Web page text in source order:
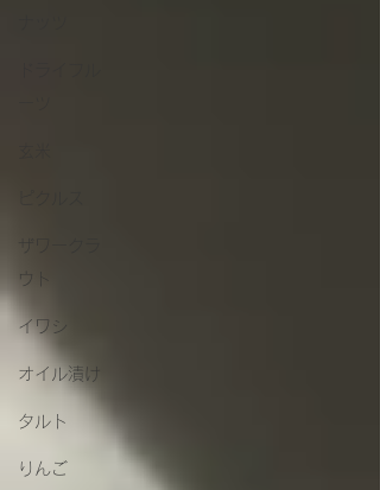
ウト
イワシ
オイル漬け
タルト
りんご